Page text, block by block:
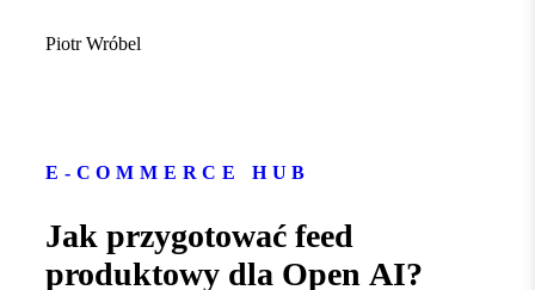
Piotr Wróbel
E-COMMERCE HUB
Jak przygotować feed
produktowy dla Open AI?